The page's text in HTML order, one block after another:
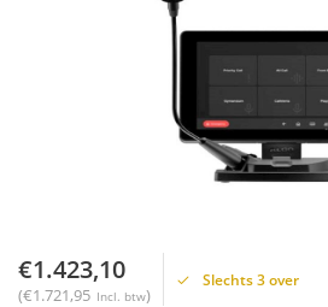
€1.423,10
(€1.721,95 Incl. btw)
Slechts 3 over